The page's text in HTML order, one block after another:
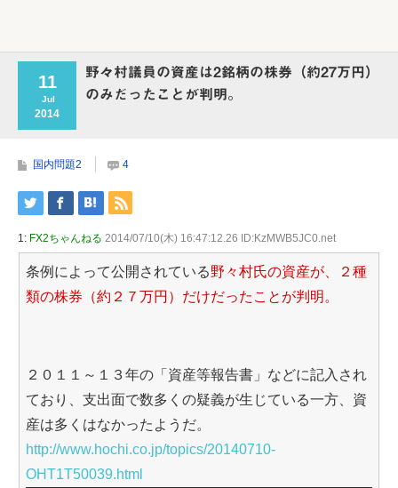
11
Jul
2014
野々村議員の資産は2銘柄の株券（約27万円）
のみだったことが判明。
国内問題2 4
1: FX2ちゃんねる 2014/07/10(木) 16:47:12.26 ID:KzMWB5JC0.net
条例によって公開されている野々村氏の資産が、２種
類の株券（約２７万円）だけだったことが判明。
２０１１～１３年の「資産等報告書」などに記入され
ており、支出面で数多くの疑義が生じている一方、資
産は多くはなかったようだ。
http://www.hochi.co.jp/topics/20140710-
OHT1T50039.html